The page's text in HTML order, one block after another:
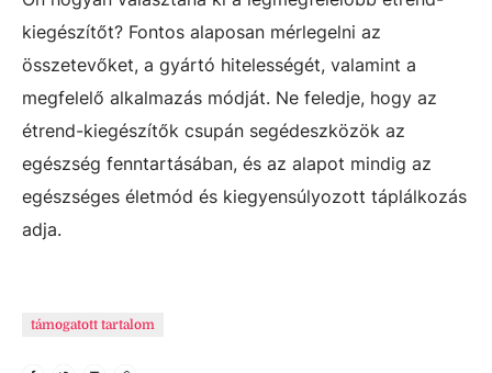
kiegészítőt? Fontos alaposan mérlegelni az
összetevőket, a gyártó hitelességét, valamint a
megfelelő alkalmazás módját. Ne feledje, hogy az
étrend-kiegészítők csupán segédeszközök az
egészség fenntartásában, és az alapot mindig az
egészséges életmód és kiegyensúlyozott táplálkozás
adja.
támogatott tartalom